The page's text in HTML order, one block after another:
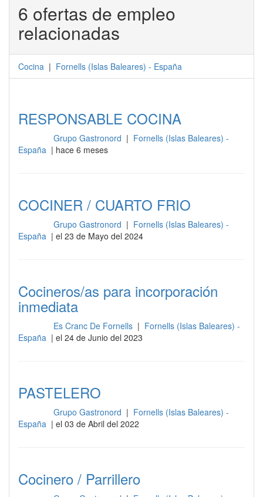
6 ofertas de empleo
relacionadas
Cocina | Fornells (Islas Baleares) - España
RESPONSABLE COCINA
Grupo Gastronord | Fornells (Islas Baleares) -
España | hace 6 meses
COCINER / CUARTO FRIO
Grupo Gastronord | Fornells (Islas Baleares) -
España | el 23 de Mayo del 2024
Cocineros/as para incorporación
inmediata
Es Cranc De Fornells | Fornells (Islas Baleares) -
España | el 24 de Junio del 2023
PASTELERO
Grupo Gastronord | Fornells (Islas Baleares) -
España | el 03 de Abril del 2022
Cocinero / Parrillero